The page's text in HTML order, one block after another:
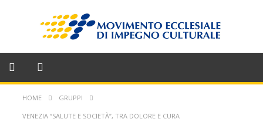
HOME GRUPPI
VENEZIA “SALUTE E SOCIETÀ”, TRA DOLORE E CURA